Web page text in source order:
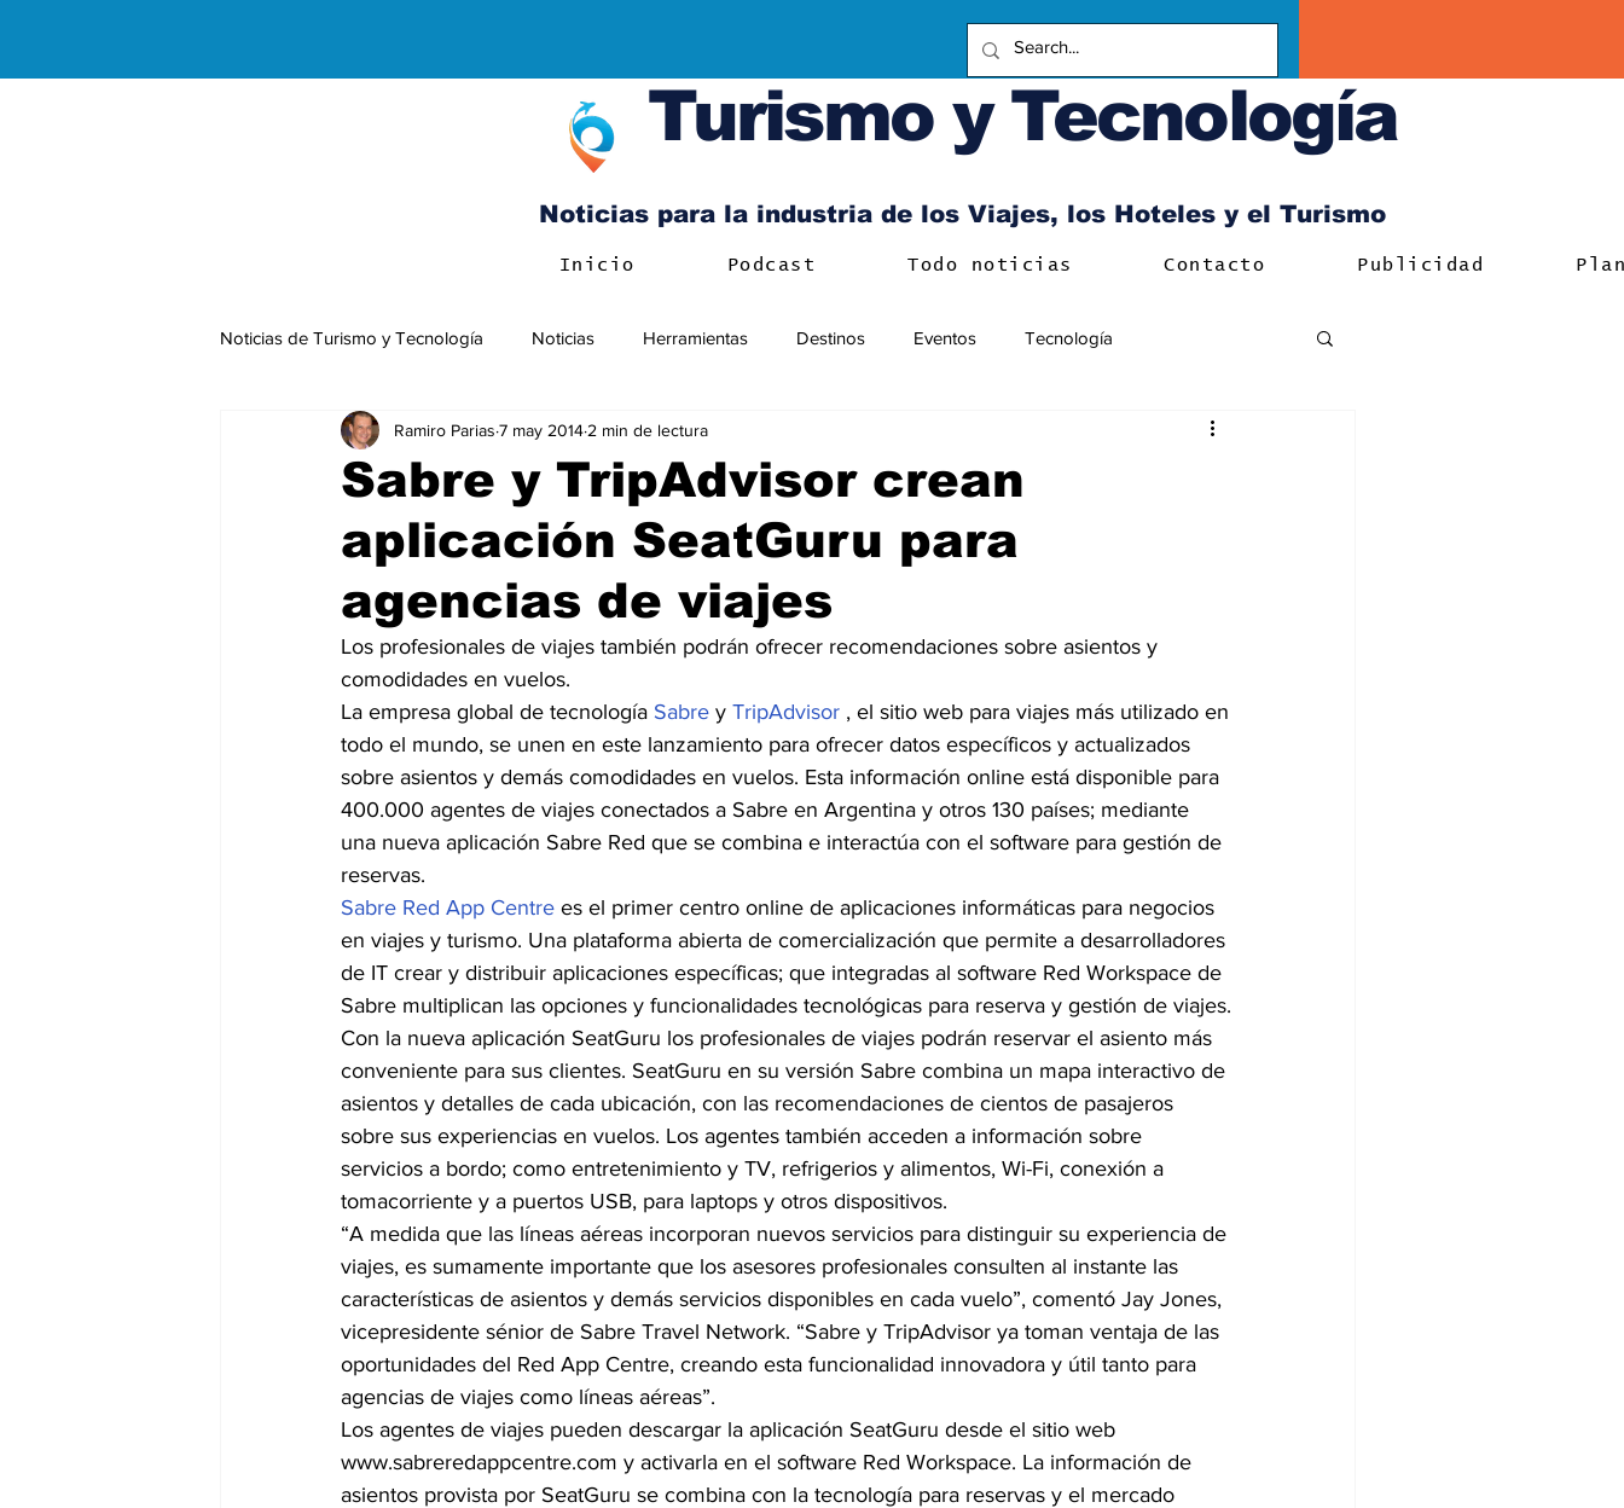
Turismo y Tecnología
Noticias para la industria de los Viajes, los Hoteles y el Turismo
Inicio Podcast Todo noticias Contacto Publicidad
Noticias de Turismo y Tecnología Noticias Herramientas Destinos Eventos Tecnología
Negocios Internacionales
Sabre y TripAdvisor crean
aplicación SeatGuru para
agencias de viajes
Ramiro Parias 7 may 2014 2 min de lectura
Los profesionales de viajes también podrán ofrecer recomendaciones sobre asientos y
comodidades en vuelos.
La empresa global de tecnología Sabre y TripAdvisor , el sitio web para viajes más utilizado en
todo el mundo, se unen en este lanzamiento para ofrecer datos específicos y actualizados
sobre asientos y demás comodidades en vuelos. Esta información online está disponible para
400.000 agentes de viajes conectados a Sabre en Argentina y otros 130 países; mediante
una nueva aplicación Sabre Red que se combina e interactúa con el software para gestión de
reservas.
Sabre Red App Centre es el primer centro online de aplicaciones informáticas para negocios
en viajes y turismo. Una plataforma abierta de comercialización que permite a desarrolladores
de IT crear y distribuir aplicaciones específicas; que integradas al software Red Workspace de
Sabre multiplican las opciones y funcionalidades tecnológicas para reserva y gestión de viajes.
Con la nueva aplicación SeatGuru los profesionales de viajes podrán reservar el asiento más
conveniente para sus clientes. SeatGuru en su versión Sabre combina un mapa interactivo de
asientos y detalles de cada ubicación, con las recomendaciones de cientos de pasajeros
sobre sus experiencias en vuelos. Los agentes también acceden a información sobre
servicios a bordo; como entretenimiento y TV, refrigerios y alimentos, Wi-Fi, conexión a
tomacorriente y a puertos USB, para laptops y otros dispositivos.
“A medida que las líneas aéreas incorporan nuevos servicios para distinguir su experiencia de
viajes, es sumamente importante que los asesores profesionales consulten al instante las
características de asientos y demás servicios disponibles en cada vuelo”, comentó Jay Jones,
vicepresidente sénior de Sabre Travel Network. “Sabre y TripAdvisor ya toman ventaja de las
oportunidades del Red App Centre, creando esta funcionalidad innovadora y útil tanto para
agencias de viajes como líneas aéreas”.
Los agentes de viajes pueden descargar la aplicación SeatGuru desde el sitio web
www.sabreredappcentre.com y activarla en el software Red Workspace. La información de
asientos provista por SeatGuru se combina con la tecnología para reservas y el mercado